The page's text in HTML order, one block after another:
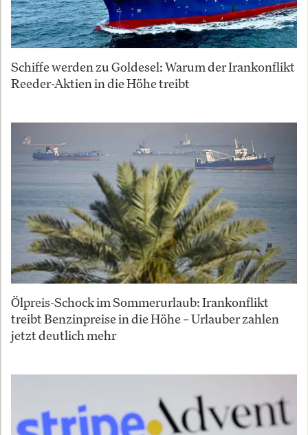
Schiffe werden zu Goldesel: Warum der Irankonflikt
Reeder-Aktien in die Höhe treibt
Ölpreis-Schock im Sommerurlaub: Irankonflikt
treibt Benzinpreise in die Höhe – Urlauber zahlen
jetzt deutlich mehr